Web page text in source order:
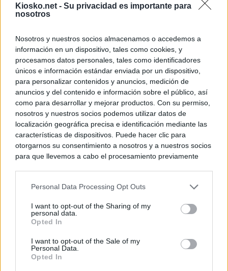
Kiosko.net - Su privacidad es importante para
nosotros
Nosotros y nuestros socios almacenamos o accedemos a
información en un dispositivo, tales como cookies, y
procesamos datos personales, tales como identificadores
únicos e información estándar enviada por un dispositivo,
para personalizar contenidos y anuncios, medición de
anuncios y del contenido e información sobre el público, así
como para desarrollar y mejorar productos. Con su permiso,
nosotros y nuestros socios podemos utilizar datos de
localización geográfica precisa e identificación mediante las
características de dispositivos. Puede hacer clic para
otorgarnos su consentimiento a nosotros y a nuestros socios
para que llevemos a cabo el procesamiento previamente
negar su consentimiento. Tenga en cuenta que algún
de su consentimiento, pero usted tiene el derecho de
rechazar tal procesamiento. Sus preferencias se aplicarán
cualquier momento entrando de nuevo en este sitio web o
visitando nuestra política de privacidad.
Personal Data Processing Opt Outs
I want to opt-out of the Sharing of my
personal data.
Opted In
I want to opt-out of the Sale of my
Personal Data.
Opted In